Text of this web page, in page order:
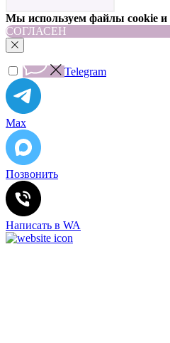
Мы используем файлы cookie и
СОГЛАСЕН
Telegram
Max
Позвонить
Написать в WA